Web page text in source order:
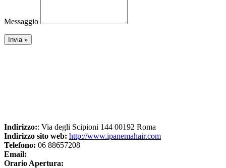
Messaggio
Indirizzo:: Via degli Scipioni 144 00192 Roma
Indirizzo sito web: http://www.ipanemahair.com
Telefono: 06 88657208
Email:
Orario Apertura: